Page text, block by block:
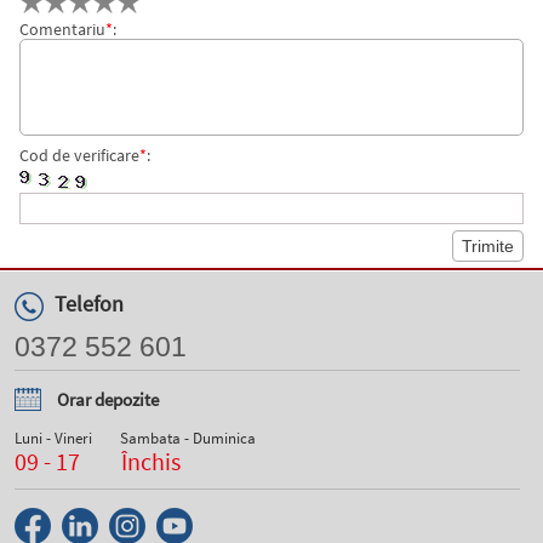
Comentariu*:
Cod de verificare*:
Telefon
0372 552 601
Orar depozite
Luni - Vineri
09 - 17
Sambata - Duminica
Închis